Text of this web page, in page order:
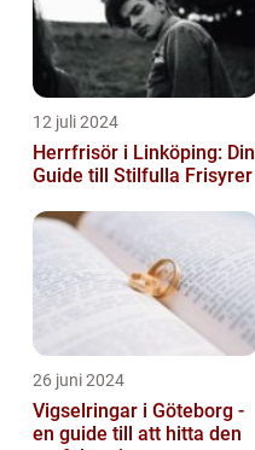
12 juli 2024
Herrfrisör i Linköping: Din
Guide till Stilfulla Frisyrer
26 juni 2024
Vigselringar i Göteborg -
en guide till att hitta den